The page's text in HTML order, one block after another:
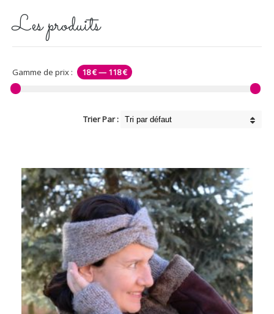
Les produits
Gamme de prix : 18 €— 118 €
Trier Par :